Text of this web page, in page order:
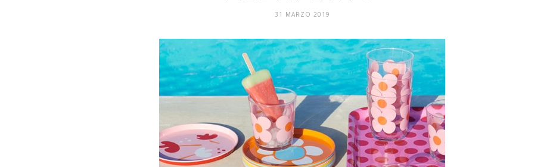
31 MARZO 2019